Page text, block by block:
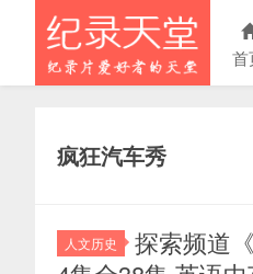
首
疯狂汽车秀
人文历史
探索频道